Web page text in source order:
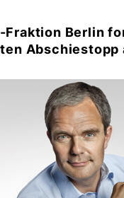
Fraktion Berlin
Abschiestopp